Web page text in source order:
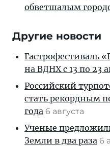
обветшалым
Другие новости
Гастрофестиваль
на ВДНХ с 13 по 23
Российский
стать рекордным
года 6 августа
Ученые
Земли в два раза 6